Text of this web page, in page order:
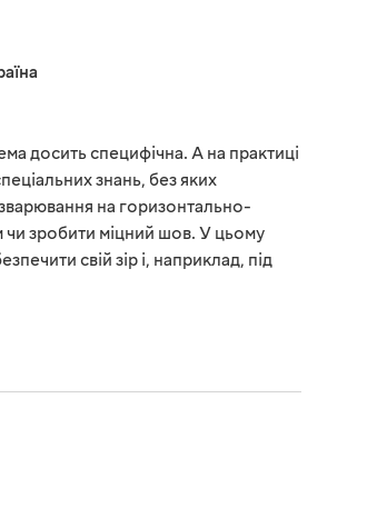
досить специфічна. А на практиці
знань, без яких
на горизонтально-
чи зробити міцний шов. У цьому
свій зір і, наприклад, під